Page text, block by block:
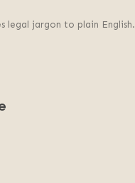
legal jargon to plain English.